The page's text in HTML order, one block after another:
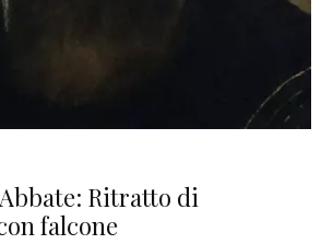
Ritratto di
falcone